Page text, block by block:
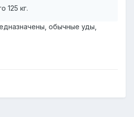
125 кг.
обычные уды,